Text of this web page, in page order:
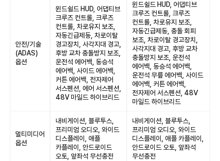
안전/기술
(ADAS)
옵션
윈드쉴드 HUD, 어댑티브
크루즈 컨트롤, 크루즈
컨트롤, 차로유지 보조,
자동긴급제동, 차로이탈
경고장치, 사각지대 경고,
후방 교차 충돌방지 보조,
운전석 에어백, 동승석
에어백, 사이드 에어백,
커튼 에어백, 전자제어
서스펜션, 에어 서스펜션,
48V 마일드 하이브리드
윈드쉴드 HUD, 어댑티브
크루즈 컨트롤, 크루즈
컨트롤, 차로유지 보조,
자동긴급제동, 충돌 회피
보조, 차로이탈 경고장치,
사각지대 경고, 후방 교차
충돌방지 보조, 운전석
에어백, 동승석 에어백,
운전석 무릎 에어백, 사이드
에어백, 커튼 에어백,
전자제어 서스펜션, 48V
마일드 하이브리드
멀티미디어
옵션
내비게이션, 블루투스,
프리미엄 오디오, 와이드
디스플레이, 애플
카플레이, 안드로이드
오토, 앞좌석 무선충전
내비게이션, 블루투스,
프리미엄 오디오, 와이드
디스플레이, 애플 카플레이,
안드로이드 오토, 앞좌석
무선충전